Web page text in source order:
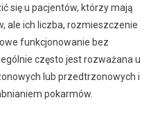
się u pacjentów, którzy mają
ale ich liczba, rozmieszczenie
funkcjonowanie bez
często jest rozważana u
lub przedtrzonowych i
pokarmów.